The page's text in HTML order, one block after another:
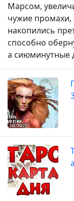
Марсом,
чужие промахи,
накопились
способно
а сиюминутные